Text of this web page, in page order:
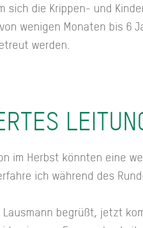
sich die Krippen- und
wenigen Monaten bis 6
werden.
im Herbst könnten eine
ich während des
begrüßt, jetzt